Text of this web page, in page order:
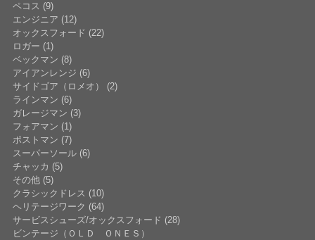
ペコス (9)
エンジニア (12)
オックスフォード (22)
ロガー (1)
ベックマン (8)
アイアンレンジ (6)
サイドゴア（ロメオ） (2)
ラインマン (6)
ガレージマン (3)
フォアマン (1)
ポストマン (7)
スーパーソール (6)
チャッカ (5)
その他 (5)
クラシックドレス (10)
ヘリテージワーク (64)
サービスシューズ/オックスフォード (28)
ビンテージ（ＯＬＤ ＯＮＥＳ）